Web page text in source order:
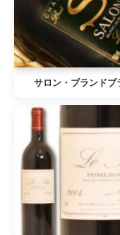
サロン・ブランドブ